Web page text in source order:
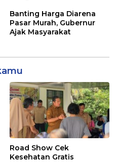
Banting Harga Diarena
Pasar Murah, Gubernur
Ajak Masyarakat
Road Show Cek
Kesehatan Gratis